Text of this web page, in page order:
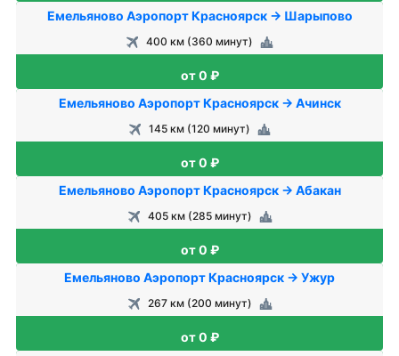
Емельяново Аэропорт Красноярск → Шарыпово
400 км (360 минут)
от 0 ₽
Емельяново Аэропорт Красноярск → Ачинск
145 км (120 минут)
от 0 ₽
Емельяново Аэропорт Красноярск → Абакан
405 км (285 минут)
от 0 ₽
Емельяново Аэропорт Красноярск → Ужур
267 км (200 минут)
от 0 ₽